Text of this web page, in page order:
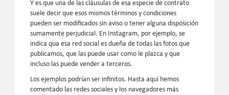
Y es que una de las cláusulas de esa especie de contrato
suele decir que esos mismos términos y condiciones
pueden ser modificados sin aviso o tener alguna disposición
sumamente perjudicial. En Instagram, por ejemplo, se
indica qua esa red social es dueña de todas las fotos que
publicamos, que las puede usar como le plazca y que
incluso las puede vender a terceros.
Los ejemplos podrían ser infinitos. Hasta aquí hemos
comentado las redes sociales y los navegadores más